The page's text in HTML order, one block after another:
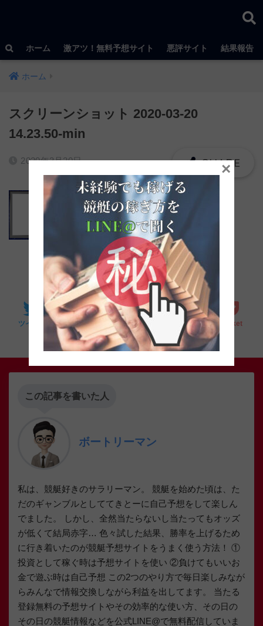
ホーム 激アツ！無料予想サイト 悪評サイト 結果報告
ホーム
スクリーンショット 2020-03-20
14.23.50-min
2020年3月20日
SHARE
ツイート シェア
0
はてブ
0
LINE Pocket
この記事を書いた人
ボートリーマン
私は、競艇好きのサラリーマン。 競艇を始めた頃は、た
だのギャンブルとしててきとーに自己予想をして楽しん
でました。 しかし、全然当たらないし当たってもオッズ
が低くて結局赤字… 色々試した結果、勝率を上げるため
に行き着いたのが競艇予想サイトをうまく使う方法！ ①
投資として稼ぐ時は予想サイトを使い ②負けてもいいお
金で遊ぶ時は自己予想 この2つのやり方で毎日楽しみなが
らみんなで情報交換しながら利益を出してます。 当たる
登録無料の予想サイトやその効率的な使い方、その日の
その日の競艇情報などを公式LINE@で無料配信していま
×